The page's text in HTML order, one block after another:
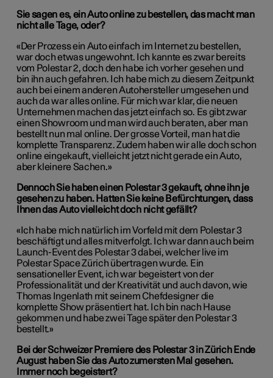
Sie sagen es, ein Auto online zu bestellen, das macht man
nicht alle Tage, oder?
«Der Prozess ein Auto einfach im Internet zu bestellen,
war doch etwas ungewohnt. Ich kannte es zwar bereits
vom Polestar 2, doch den habe ich vorher gesehen und
bin ihn auch gefahren. Ich habe mich zu diesem Zeitpunkt
auch bei einem anderen Autohersteller umgesehen und
auch da war alles online. Für mich war klar, die neuen
Unternehmen machen das jetzt einfach so. Es gibt zwar
einen Showroom und man wird auch beraten, aber man
bestellt nun mal online. Der grosse Vorteil, man hat die
komplette Transparenz. Zudem haben wir alle doch schon
online eingekauft, vielleicht jetzt nicht gerade ein Auto,
aber kleinere Sachen.»
Dennoch Sie haben einen Polestar 3 gekauft, ohne ihn je
gesehen zu haben. Hatten Sie keine Befürchtungen, dass
Ihnen das Auto vielleicht doch nicht gefällt?
«Ich habe mich natürlich im Vorfeld mit dem Polestar 3
beschäftigt und alles mitverfolgt. Ich war dann auch beim
Launch-Event des Polestar 3 dabei, welcher live im
Polestar Space Zürich übertragen wurde. Ein
sensationeller Event, ich war begeistert von der
Professionalität und der Kreativität und auch davon, wie
Thomas Ingenlath mit seinem Chefdesigner die
komplette Show präsentiert hat. Ich bin nach Hause
gekommen und habe zwei Tage später den Polestar 3
bestellt.»
Bei der Schweizer Premiere des Polestar 3 in Zürich Ende
August haben Sie das Auto zumersten Mal gesehen.
Immer noch begeistert?